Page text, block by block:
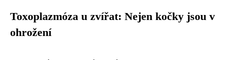
Toxoplazmóza u zvířat: Nejen kočky jsou v
ohrožení